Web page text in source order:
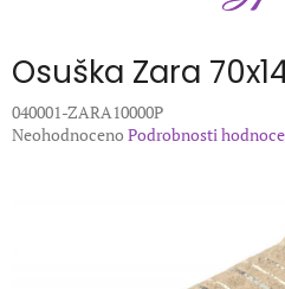
Osuška Zara
040001-ZARA10000P
Průměrné
Neohodnoceno Podrobnosti